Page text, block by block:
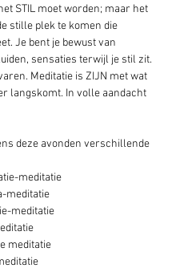
STIL moet worden; maar het
stille plek te komen die
Je bent je bewust van
sensaties terwijl je stil zit.
Meditatie is ZIJN met wat
langskomt. In volle aandacht
deze avonden verschillende
meditatie
meditatie
meditatie
meditatie